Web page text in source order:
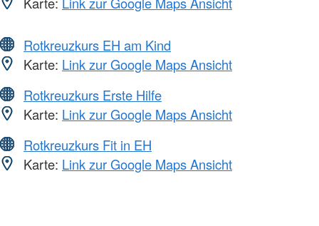
Rotkreuzkurs EH am Kind
Karte: Link zur Google Maps Ansicht
Rotkreuzkurs Erste Hilfe
Karte: Link zur Google Maps Ansicht
Rotkreuzkurs Fit in EH
Karte: Link zur Google Maps Ansicht